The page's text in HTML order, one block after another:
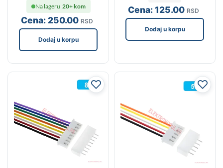
Cena: 250.00 RSD
Na lageru 20+ kom
Dodaj u korpu
Cena:125.00 RSD
Dodaj u korpu